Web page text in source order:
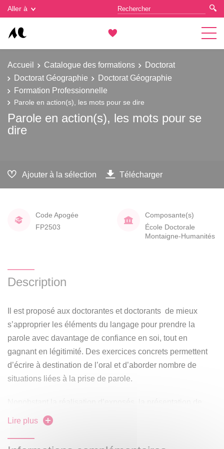
Aller à
Accueil Catalogue des formations
Doctorat
Doctorat Géographie
Doctorat Géographie
Formation Professionnelle
Parole en action(s), les mots pour se dire
Parole en action(s), les mots pour se
dire
Ajouter à la sélection Télécharger
Code Apogée
FP2503
Composante(s)
École Doctorale
Montaigne-Humanités
Description
Il est proposé aux doctorantes et doctorants de mieux
s’approprier les éléments du langage pour prendre la
parole avec davantage de confiance en soi, tout en
gagnant en légitimité. Des exercices concrets permettent
d’écrire à destination de l’oral et d’aborder nombre de
situations liées à la prise de parole.
travaux universitaires, les chercheuses et chercheurs n’ont
Lire plus
Gestion des cookies